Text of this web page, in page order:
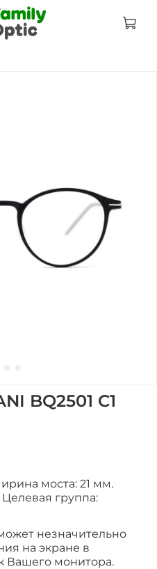
BQ2501 C1
моста: 21 мм.
группа:
незначительно
на экране в
Вашего монитора.